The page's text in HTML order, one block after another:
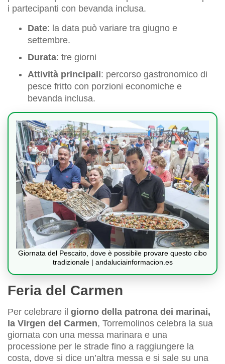
i partecipanti con bevanda inclusa.
Date: la data può variare tra giugno e
settembre.
Durata: tre giorni
Attività principali: percorso gastronomico di
pesce fritto con porzioni economiche e
bevanda inclusa.
Giornata del Pescaito, dove è possibile provare questo cibo
tradizionale | andaluciainformacion.es
Feria del Carmen
Per celebrare il giorno della patrona dei marinai,
la Virgen del Carmen, Torremolinos celebra la sua
giornata con una messa marinara e una
processione per le strade fino a raggiungere la
costa, dove si dice un’altra messa e si sale su una